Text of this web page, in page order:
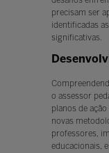
precisam ser
identificadas
significativas.
o assessor
planos de
novas
professores,
educacionais,